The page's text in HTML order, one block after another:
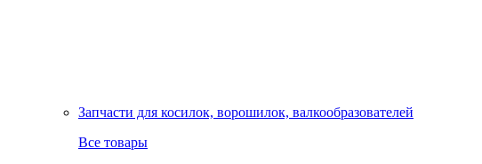
Запчасти для косилок, ворошилок, валкообразователей
Все товары